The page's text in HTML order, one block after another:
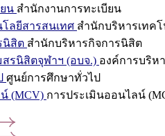
น สำนักงานการทะเบียน
ลยีสารสนเทศ สำนักบริหารเทค
นิสิต สำนักบริหารกิจการนิสิต
รนิสิตจุฬาฯ (อบจ.) องค์การบริห
ศูนย์การศึกษาทั่วไป
(MCV) การประเมินออนไลน์